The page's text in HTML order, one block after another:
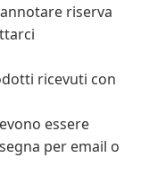
riserva
ricevuti con
essere
per email o